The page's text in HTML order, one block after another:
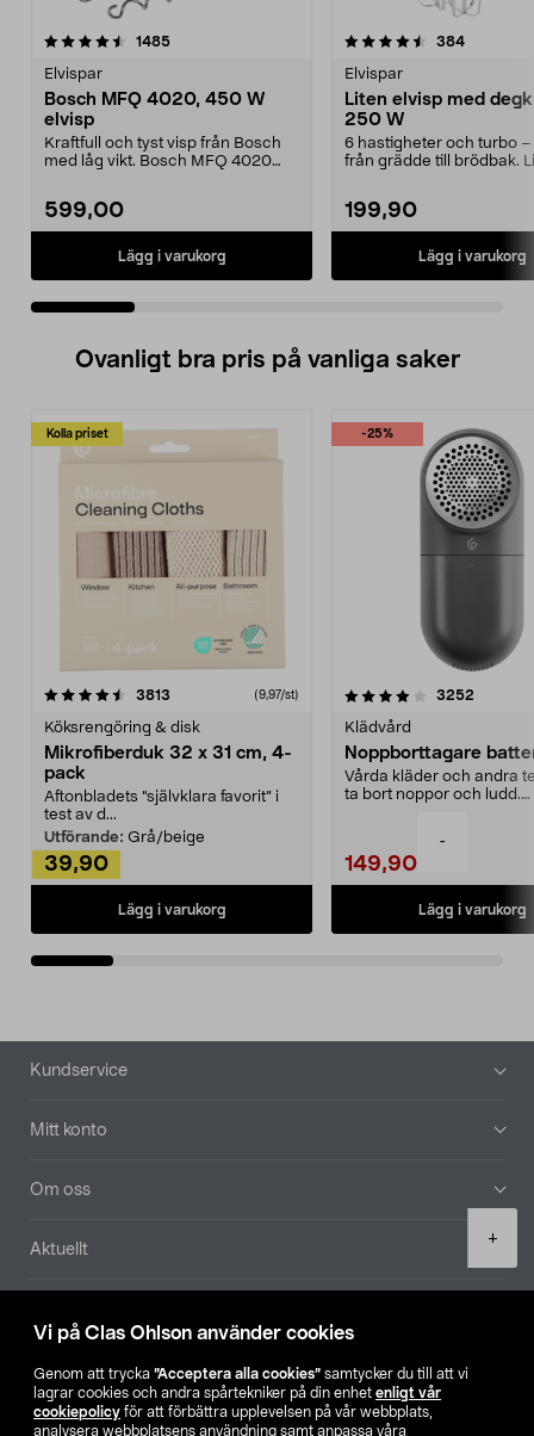
Vi på Clas Ohlson använder cookies
Genom att trycka ”Acceptera alla cookies” samtycker du till att vi
lagrar cookies och andra spårtekniker på din enhet enligt vår
cookiepolicy för att förbättra upplevelsen på vår webbplats,
analysera webbplatsens användning samt anpassa våra
-
+
1485recensioner
Elvispar
Bosch MFQ 4020, 450 W
elvisp
Kraftfull och tyst visp från Bosch
med låg vikt. Bosch MFQ 4020
599,00
Lägg i varukorg
4.5 av 5 stjärnor 384
Elvispar
Liten elvisp med
250 W
6 hastigheter och turbo –
från grädde till brödbak.
199,90
Lägg i varukorg
4.5 av 5 stjärnor
Ovanligt bra pris på vanliga saker
Kolla priset
3813 (9,97/st)
Köksrengöring & disk
Mikrofiberduk 32 x 31 cm, 4-
pack
Aftonbladets "självklara favorit” i
test av d...
Utförande: Grå/beige
39,90
Lägg i varukorg
-25%
4.0av 5 stjärnor 3252
Klädvård
Noppborttagare
Vårda kläder och andra
ta bort noppor och ludd.
149,90
Lägg i varukorg
4.5av 5 stjärnor
Sidfot
Kundservice
Mitt konto
Om oss
Aktuellt
Hitta butik
SE NO FI